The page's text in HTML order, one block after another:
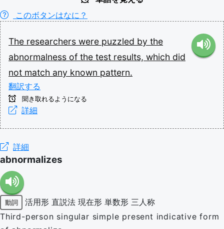
このボタンはなに？
The researchers were puzzled by the
abnormalness of the test results, which did
not match any known pattern.
翻訳する
聞き取れるようになる
詳細
詳細
abnormalizes
動詞 活用形 直説法 現在形 単数形 三人称
Third-person singular simple present indicative form